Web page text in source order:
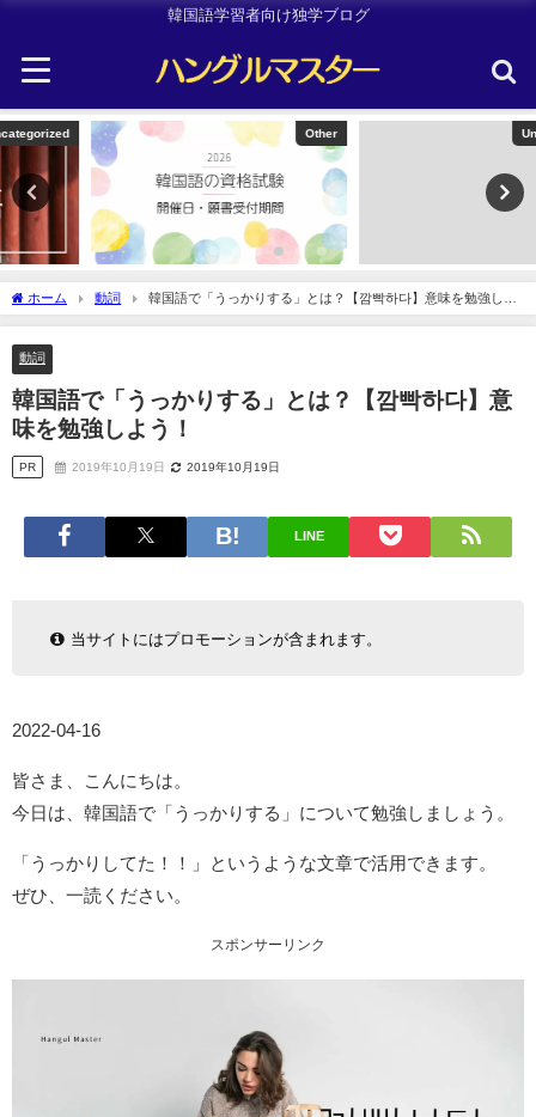
韓国語学習者向け独学ブログ
Other
ホーム 動詞
韓国語で「うっかりする」とは？【깜빡하다】意味を勉強しよ
う！
動詞
韓国語で「うっかりする」とは？【깜빡하다】意
味を勉強しよう！
PR 2019年10月19日 2019年10月19日
LINE
当サイトにはプロモーションが含まれます。
2022-04-16
皆さま、こんにちは。
今日は、韓国語で「うっかりする」について勉強しましょう。
「うっかりしてた！！」というような文章で活用できます。
ぜひ、一読ください。
スポンサーリンク